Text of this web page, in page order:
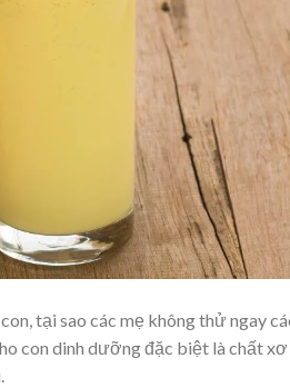
tại sao các mẹ không thử ngay
con dinh dưỡng đặc biệt là chất